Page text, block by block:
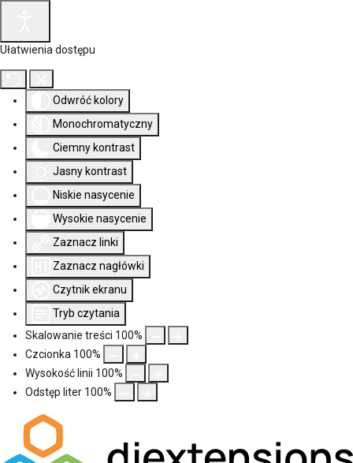
Ułatwienia dostępu
Odwróć kolory
Monochromatyczny
Ciemny kontrast
Jasny kontrast
Niskie nasycenie
Wysokie nasycenie
Zaznacz linki
Zaznacz nagłówki
Czytnik ekranu
Tryb czytania
Skalowanie treści 100%
Czcionka 100%
Wysokość linii 100%
Odstęp liter 100%